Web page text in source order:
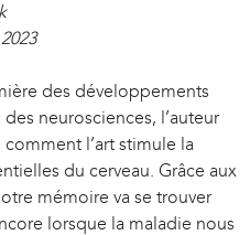
des développements
des neurosciences, l’auteur
l’art stimule la
du cerveau. Grâce aux
mémoire va se trouver
lorsque la maladie nous